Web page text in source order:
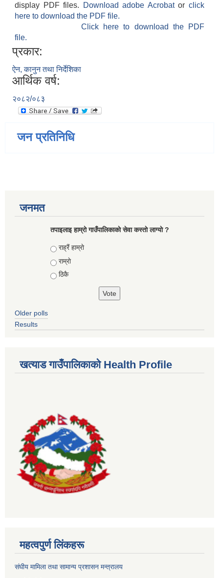
display PDF files.
Download adobe Acrobatorclick
here to download the PDF file.
Click here to download the PDF
file.
प्रकार:
ऐन, कानुन तथा निर्देशिका
आर्थिक वर्ष:
२०८२/०८३
जन प्रतिनिधि
जनमत
तपाइलाइ हाम्राे गाउँपालिकाकाे सेवा कस्ताे लाग्याे ?
Choices
राह्रैं हाम्राे
राम्राे
ठिकै
Older polls
Results
खत्याड गाउँपालिकाकाे Health Profile
महत्वपुर्ण लिंकहरू
संघीय मामिला तथा सामान्य प्रशासन मन्त्रालय